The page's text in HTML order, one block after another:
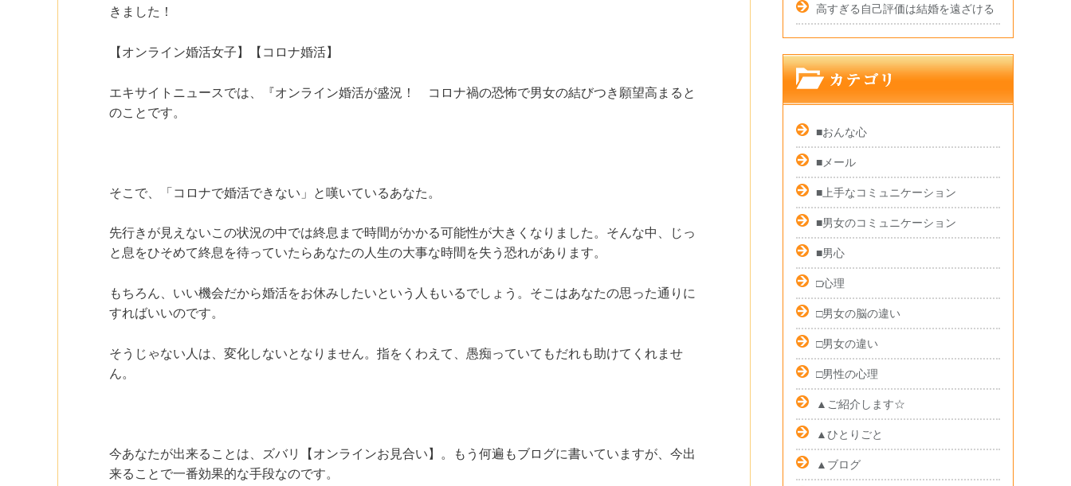
きました！
【オンライン婚活女子】【コロナ婚活】
エキサイトニュースでは、『オンライン婚活が盛況！ コロナ禍の恐怖で男女の結びつき願望高まると
のことです。
そこで、「コロナで婚活できない」と嘆いているあなた。
先行きが見えないこの状況の中では終息まで時間がかかる可能性が大きくなりました。そんな中、じっ
と息をひそめて終息を待っていたらあなたの人生の大事な時間を失う恐れがあります。
もちろん、いい機会だから婚活をお休みしたいという人もいるでしょう。そこはあなたの思った通りに
すればいいのです。
そうじゃない人は、変化しないとなりません。指をくわえて、愚痴っていてもだれも助けてくれませ
ん。
今あなたが出来ることは、ズバリ【オンラインお見合い】。もう何遍もブログに書いていますが、今出
来ることで一番効果的な手段なのです。
高すぎる自己評価は結婚を遠ざける
■おんな心
■メール
■上手なコミュニケーション
■男女のコミュニケーション
■男心
□心理
□男女の脳の違い
□男女の違い
□男性の心理
▲ご紹介します☆
▲ひとりごと
▲ブログ